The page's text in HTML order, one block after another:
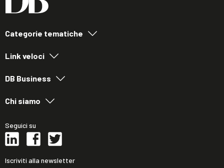
Categorie tematiche
Link veloci
DB Business
Chi siamo
Seguici su
Iscriviti alla newsletter